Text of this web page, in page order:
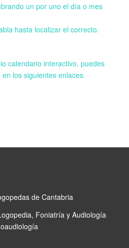
un por uno el día o mes
hasta localizar el correcto.
calendario interactivo, puedes
los siguientes enlaces.
de Cantabria
Foniatría y Audiología